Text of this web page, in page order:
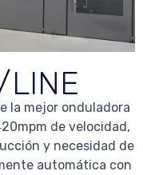
LINE
la mejor onduladora
de velocidad,
y necesidad de
automática con